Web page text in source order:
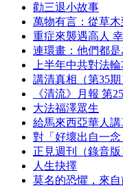
勸三退小故事
萬物有言：從草木
重症來襲遇高人
連環畫：他們都是
上半年中共對法
講清真相（第35
《清流》月報 第
大法福澤眾生
給馬來西亞華人
對「好壞出自一
正見週刊（錄音版
人生抉擇
莫名的恐懼，來